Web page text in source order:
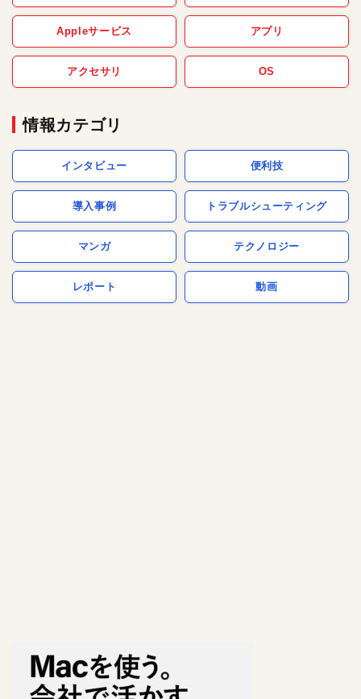
Appleサービス アプリ
アクセサリ OS
情報カテゴリ
インタビュー 便利技
導入事例 トラブルシューティング
マンガ テクノロジー
レポート 動画